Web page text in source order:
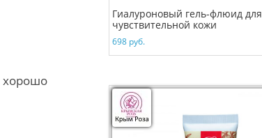
хорошо
Гиалуроновый гель-флюид для
чувствительной кожи
698 руб.